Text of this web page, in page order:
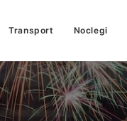
Transport Noclegi